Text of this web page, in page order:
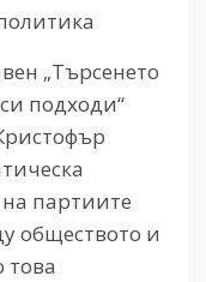
„Търсенето
подходи“
партиите
обществото и
това